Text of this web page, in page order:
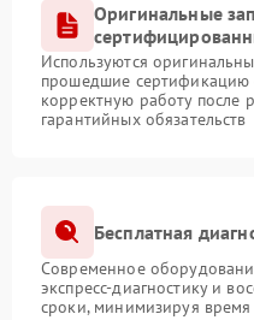
Оригинальные
Используются
прошедшие сертификацию
корректную работу после
гарантийных обязательств
Бесплатная
Современное
экспресс-диагностику и
сроки, минимизируя время